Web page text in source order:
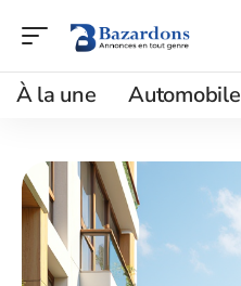
À la une Automobile